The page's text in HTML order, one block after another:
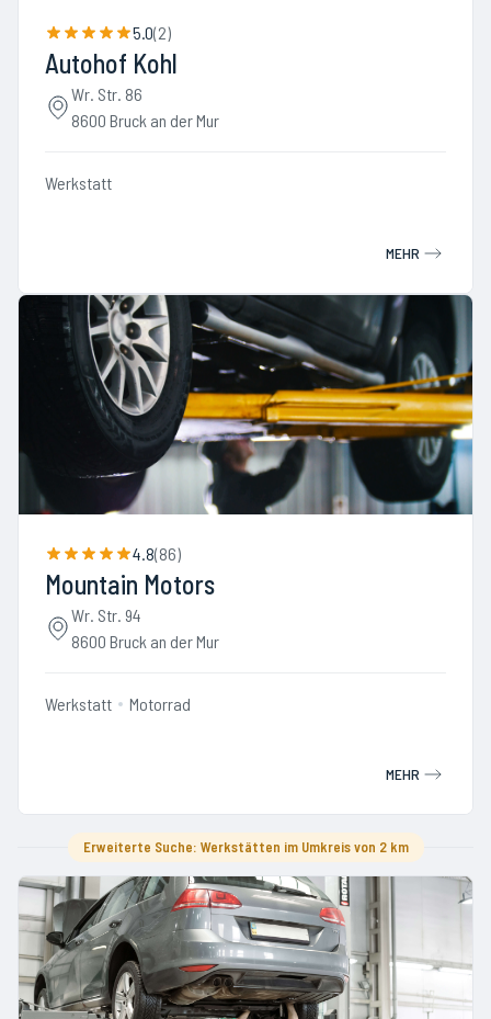
5.0(2)
Autohof Kohl
Wr. Str. 86
8600 Bruck an der Mur
Werkstatt
MEHR
4.8(86)
Mountain Motors
Wr. Str. 94
8600 Bruck an der Mur
Werkstatt Motorrad
MEHR
Erweiterte Suche: Werkstätten im Umkreis von 2 km